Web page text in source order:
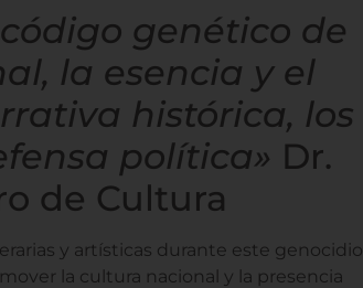
genético de
la esencia y el
histórica, los
política» Dr.
de Cultura
y artísticas durante este genocidio
la cultura nacional y la presencia